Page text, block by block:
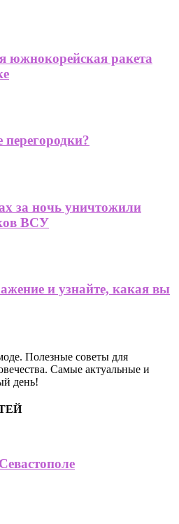
южнокорейская ракета
за ночь уничтожили
ВСУ
и узнайте, какая вы
Полезные советы для
Самые актуальные и
день!